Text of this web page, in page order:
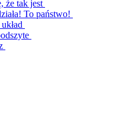
że tak jest
To państwo!